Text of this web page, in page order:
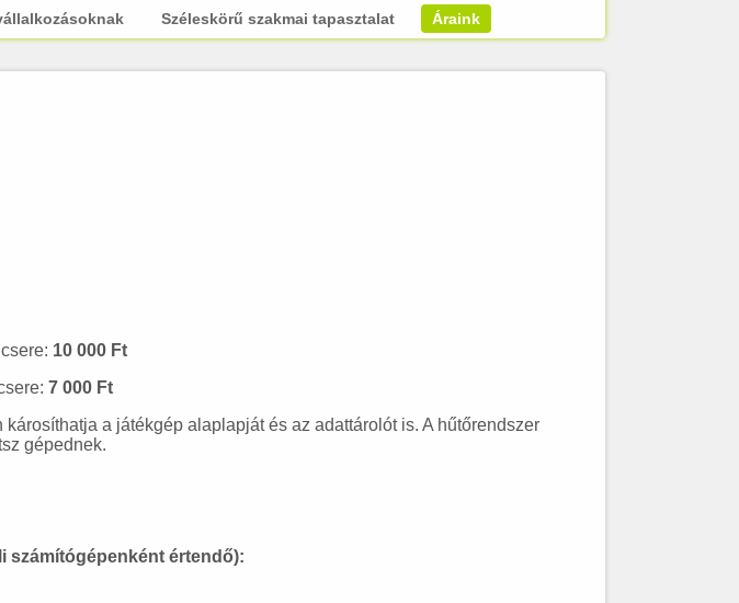
Széleskörű szakmai tapasztalat Áraink
10 000 Ft
7 000 Ft
a játékgép alaplapját és az adattárolót is. A hűtőrendszer
gépednek.
számítógépenként értendő):